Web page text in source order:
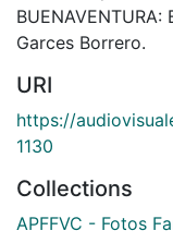
Garces Borrero.
URI
https://
1130
Collections
APFFVC - Fotos